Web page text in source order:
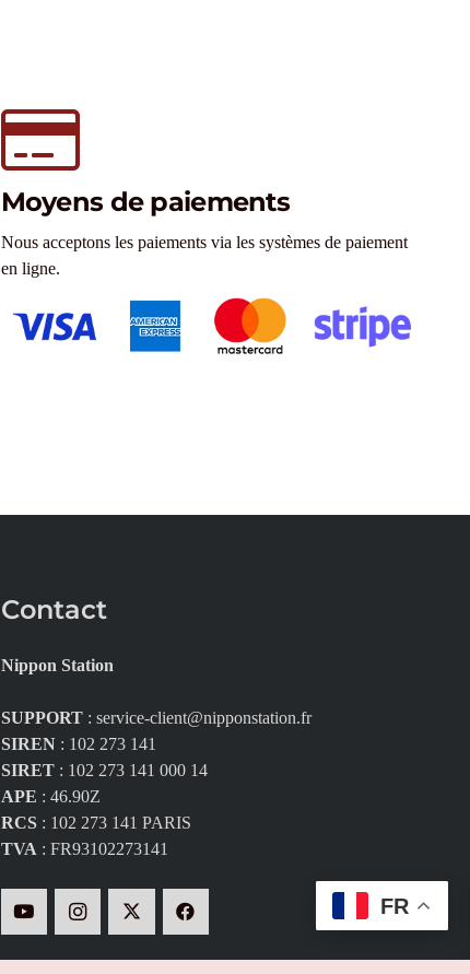
Moyens de paiements
Nous acceptons les paiements via les systèmes de paiement
en ligne.
Contact
Nippon Station
SUPPORT: service-client@nipponstation.fr
SIREN: 102 273 141
SIRET: 102 273 141 000 14
APE : 46.90Z
RCS: 102 273 141 PARIS
TVA: FR93102273141
FR